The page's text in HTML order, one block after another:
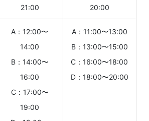
21:00
20:00
A：12:00〜
14:00
B：14:00〜
16:00
C：17:00〜
19:00
A：11:00〜13:00
B：13:00〜15:00
C：16:00〜18:00
D：18:00〜20:00